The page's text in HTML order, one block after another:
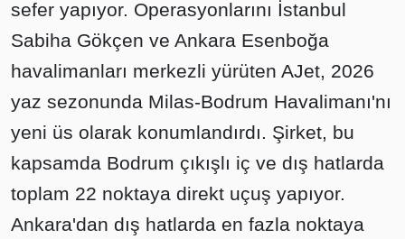
sefer yapıyor. Operasyonlarını İstanbul
Sabiha Gökçen ve Ankara Esenboğa
havalimanları merkezli yürüten AJet, 2026
yaz sezonunda Milas-Bodrum Havalimanı'nı
yeni üs olarak konumlandırdı. Şirket, bu
kapsamda Bodrum çıkışlı iç ve dış hatlarda
toplam 22 noktaya direkt uçuş yapıyor.
Ankara'dan dış hatlarda en fazla noktaya